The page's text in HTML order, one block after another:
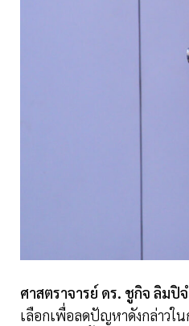
ศาสตราจารย์ ดร. ชูกิจ ลิม
เลือกเพื่อลดปัญหาดังกล่าวใ